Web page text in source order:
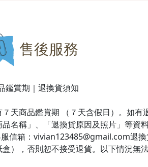
售後服務
鑑賞期｜退換貨須知
天商品鑑賞期 （７天含假日）。如有
名稱」、「退換貨原因及照片」等資
信箱：vivian123485@gmail.com退
），否則恕不接受退貨。以下情況無